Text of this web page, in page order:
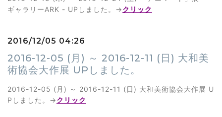
ギャラリーARK - UPしました。→クリック
2016/12/05 04:26
2016-12-05 (月) ～ 2016-12-11 (日) 大和美
術協会大作展 UPしました。
2016-12-05 (月) ～ 2016-12-11 (日) 大和美術協会大作展 U
Pしました。→クリック